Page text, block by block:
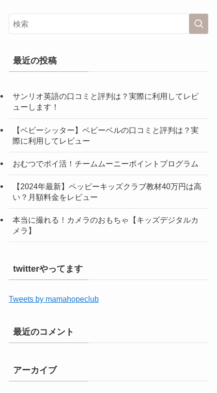
最近の投稿
サンリオ英語の口コミと評判は？実際に利用してレビ
ューします！
【ベビーシッター】ベビーベルの口コミと評判は？実
際に利用してレビュー
おむつでポイ活！チームムーニーポイントプログラム
【2024年最新】ペッピーキッズクラブ教材40万円は高
い？月額料金をレビュー
本当に撮れる！カメラのおもちゃ【キッズデジタルカ
メラ】
twitterやってます
Tweets by mamahopeclub
最近のコメント
アーカイブ